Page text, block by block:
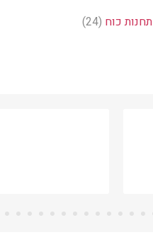
תחנות כוח (24)